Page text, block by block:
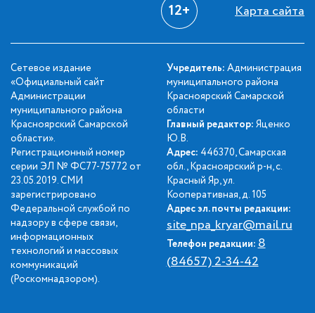
12+ Карта сайта
Сетевое издание
«Официальный сайт
Администрации
муниципального района
Красноярский Самарской
области».
Регистрационный номер
серии ЭЛ № ФС77-75772 от
23.05.2019. СМИ
зарегистрировано
Федеральной службой по
надзору в сфере связи,
информационных
технологий и массовых
коммуникаций
(Роскомнадзором).
Учредитель: Администрация
муниципального района
Красноярский Самарской
области
Главный редактор: Яценко
Ю.В.
Адрес: 446370, Самарская
обл., Красноярский р-н, с.
Красный Яр, ул.
Кооперативная, д. 105
Адрес эл. почты редакции:
site_npa_kryar@mail.ru
Телефон редакции:8
(84657) 2-34-42